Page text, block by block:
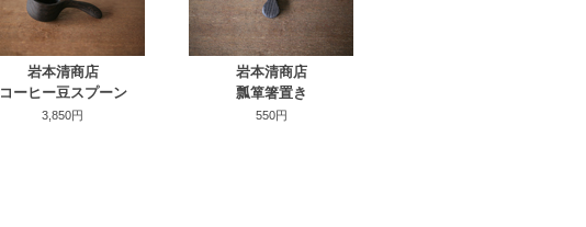
岩本清商店
コーヒー豆スプーン
3,850円
岩本清商店
瓢箪箸置き
550円